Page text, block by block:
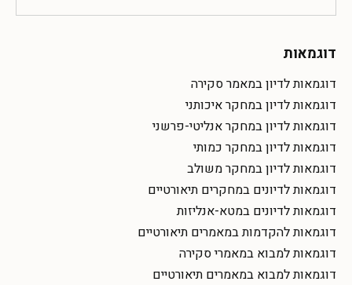
דוגמאות
דוגמאות לדיון במאמר סקירה
דוגמאות לדיון במחקר איכותני
דוגמאות לדיון במחקר אנליטי-פרשני
דוגמאות לדיון במחקר כמותי
דוגמאות לדיון במחקר משולב
דוגמאות לדיונים במחקרים תיאורטיים
דוגמאות לדיונים במטא-אנליזות
דוגמאות להקדמות במאמרים תיאורטיים
דוגמאות למבוא במאמרי סקירה
דוגמאות למבוא במאמרים תיאורטיים